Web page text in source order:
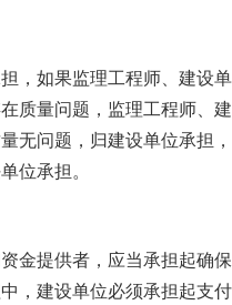
，如果监理工程师、建设单
质量问题，监理工程师、建
无问题，归建设单位承担，
位承担。
金提供者，应当承担起确保
，建设单位必须承担起支付